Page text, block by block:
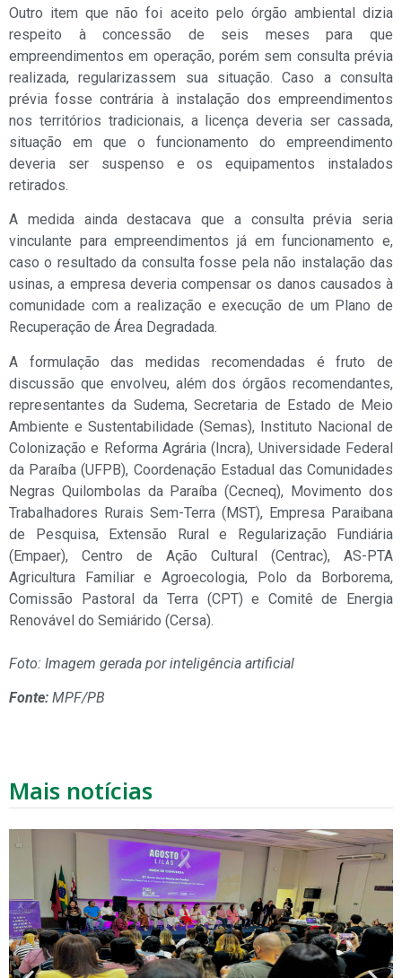
Outro item que não foi aceito pelo órgão ambiental dizia
respeito à concessão de seis meses para que
empreendimentos em operação, porém sem consulta prévia
realizada, regularizassem sua situação. Caso a consulta
prévia fosse contrária à instalação dos empreendimentos
nos territórios tradicionais, a licença deveria ser cassada,
situação em que o funcionamento do empreendimento
deveria ser suspenso e os equipamentos instalados
retirados.
A medida ainda destacava que a consulta prévia seria
vinculante para empreendimentos já em funcionamento e,
caso o resultado da consulta fosse pela não instalação das
usinas, a empresa deveria compensar os danos causados à
comunidade com a realização e execução de um Plano de
Recuperação de Área Degradada.
A formulação das medidas recomendadas é fruto de
discussão que envolveu, além dos órgãos recomendantes,
representantes da Sudema, Secretaria de Estado de Meio
Ambiente e Sustentabilidade (Semas), Instituto Nacional de
Colonização e Reforma Agrária (Incra), Universidade Federal
da Paraíba (UFPB), Coordenação Estadual das Comunidades
Negras Quilombolas da Paraíba (Cecneq), Movimento dos
Trabalhadores Rurais Sem-Terra (MST), Empresa Paraibana
de Pesquisa, Extensão Rural e Regularização Fundiária
(Empaer), Centro de Ação Cultural (Centrac), AS-PTA
Agricultura Familiar e Agroecologia, Polo da Borborema,
Comissão Pastoral da Terra (CPT) e Comitê de Energia
Renovável do Semiárido (Cersa).
Foto: Imagem gerada por inteligência artificial
Fonte: MPF/PB
Mais notícias